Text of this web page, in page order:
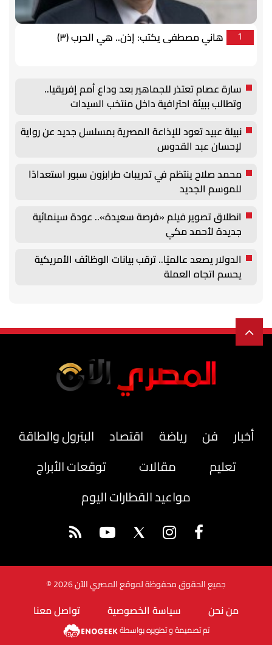
1 هاني مصطفى يكتب: إذن.. هي الحرب (٣)
سارة عصام تعتذر للجماهير بعد وداع أمم إفريقيا..
وتطالب ببيئة احترافية داخل منتخب السيدات
نبيلة عبيد تعود للإذاعة المصرية بمسلسل جديد عن رواية
لإحسان عبد القدوس
محمد صلاح ينتظم في تدريبات طرابزون سبور استعدادًا
للموسم الجديد
انطلاق تصوير فيلم «فرصة سعيدة».. عودة سينمائية
جديدة لأحمد مكي
الدولار يصعد عالميًا.. ترقب بيانات الوظائف الأمريكية
يحسم اتجاه العملة
أخبار فن رياضة اقتصاد
البترول والطاقة
تعليم
مقالات
توقعات الأبراج
مواعيد القطارات اليوم
جميع الحقوق محفوظة لموقع المصري الآن 2026 ©
من نحن سياسة الخصوصية تواصل معنا
تم تصميمة و تطويره بواسطة